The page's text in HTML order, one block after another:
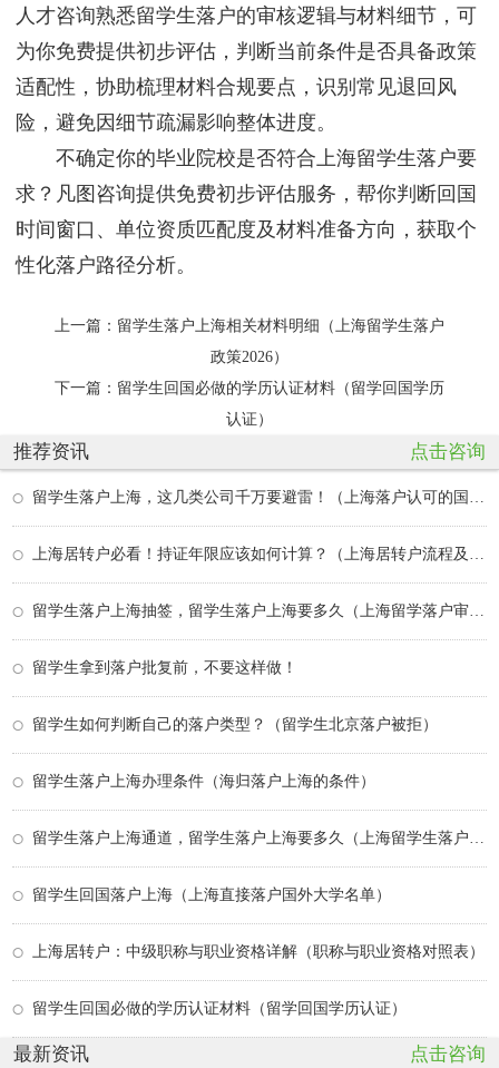
人才咨询熟悉留学生落户的审核逻辑与材料细节，可
为你免费提供初步评估，判断当前条件是否具备政策
适配性，协助梳理材料合规要点，识别常见退回风
险，避免因细节疏漏影响整体进度。
不确定你的毕业院校是否符合上海留学生落户要
求？凡图咨询提供免费初步评估服务，帮你判断回国
时间窗口、单位资质匹配度及材料准备方向，获取个
性化落户路径分析。
上一篇： 留学生落户上海相关材料明细（上海留学生落户
政策2026）
下一篇： 留学生回国必做的学历认证材料（留学回国学历
认证）
推荐资讯 点击咨询
留学生拿到落户批复前，不要这样做！
留学生如何判断自己的落户类型？（留学生北京落户被拒）
留学生落户上海办理条件（海归落户上海的条件）
留学生回国落户上海（上海直接落户国外大学名单）
上海居转户：中级职称与职业资格详解（职称与职业资格对照表）
留学生回国必做的学历认证材料（留学回国学历认证）
最新资讯 点击咨询